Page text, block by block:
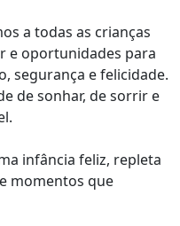
a todas as crianças
e oportunidades para
segurança e felicidade.
de sonhar, de sorrir e
infância feliz, repleta
momentos que